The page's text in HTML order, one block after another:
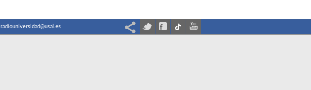
radiouniversidad@usal.es